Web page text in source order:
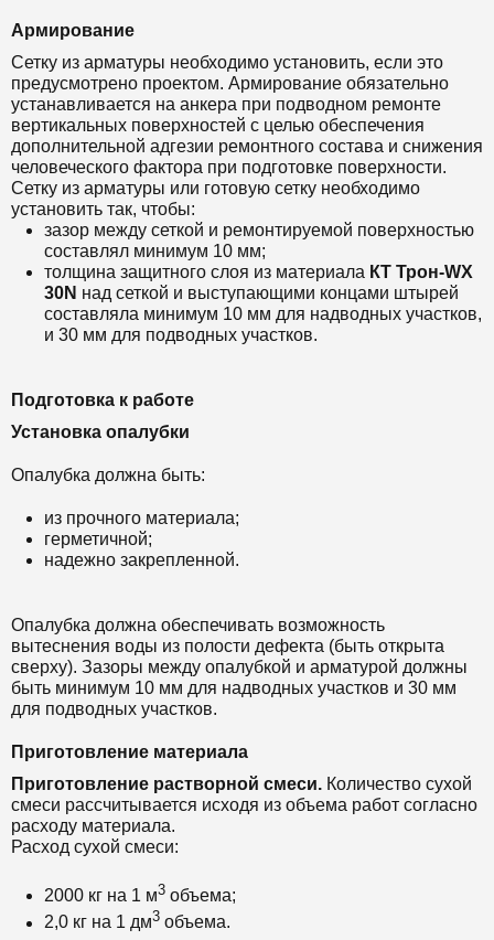
Армирование
Сетку из арматуры необходимо установить, если это
предусмотрено проектом. Армирование обязательно
устанавливается на анкера при подводном ремонте
вертикальных поверхностей с целью обеспечения
дополнительной адгезии ремонтного состава и снижения
человеческого фактора при подготовке поверхности.
Сетку из арматуры или готовую сетку необходимо
установить так, чтобы:
зазор между сеткой и ремонтируемой поверхностью
составлял минимум 10 мм;
толщина защитного слоя из материала КТ Трон-WX
30N над сеткой и выступающими концами штырей
составляла минимум 10 мм для надводных участков,
и 30 мм для подводных участков.
Подготовка к работе
Установка опалубки
Опалубка должна быть:
из прочного материала;
герметичной;
надежно закрепленной.
Опалубка должна обеспечивать возможность
вытеснения воды из полости дефекта (быть открыта
сверху). Зазоры между опалубкой и арматурой должны
быть минимум 10 мм для надводных участков и 30 мм
для подводных участков.
Приготовление материала
Приготовление растворной смеси. Количество сухой
смеси рассчитывается исходя из объема работ согласно
расходу материала.
Расход сухой смеси:
2000 кг на 1 м3 объема;
2,0 кг на 1 дм3 объема.